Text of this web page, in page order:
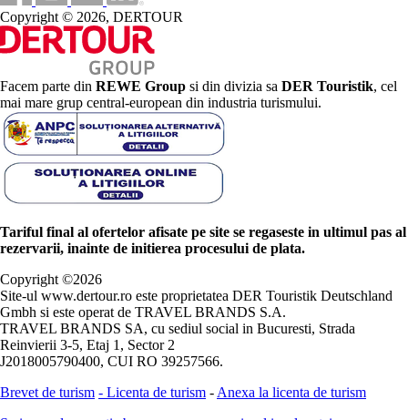
Copyright © 2026, DERTOUR
Facem parte din REWE Group si din divizia sa DER Touristik, cel
mai mare grup central-european din industria turismului.
Tariful final al ofertelor afisate pe site se regaseste in ultimul pas al
rezervarii, inainte de initierea procesului de plata.
Copyright ©2026
Site-ul www.dertour.ro este proprietatea DER Touristik Deutschland
Gmbh si este operat de TRAVEL BRANDS S.A.
TRAVEL BRANDS SA, cu sediul social in Bucuresti, Strada
Reinvierii 3-5, Etaj 1, Sector 2
J2018005790400, CUI RO 39257566.
Brevet de turism - Licenta de turism - Anexa la licenta de turism